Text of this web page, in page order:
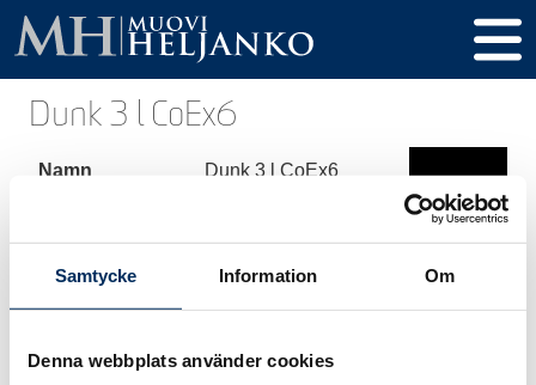
Samtycke Information Om
Denna webbplats använder cookies
Dunk 3 l CoEx6
Namn Dunk 3 l CoEx6
Volym 3000 ml
Höjd 233 mm
Diameter 128 x 192 mm